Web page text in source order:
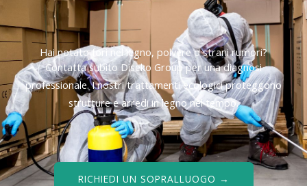
Hai notato fori nel legno, polvere o strani rumori?
Contatta subito Diseko Group per una diagnosi
professionale. I nostri trattamenti ecologici proteggono
strutture e arredi in legno nel tempo.
RICHIEDI UN SOPRALLUOGO →